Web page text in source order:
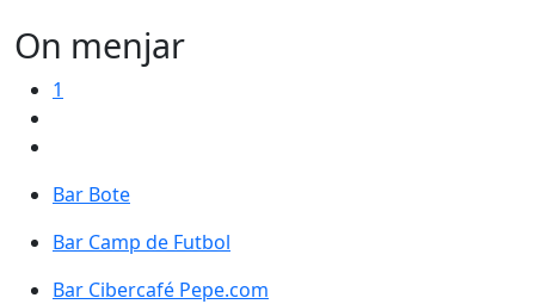
On menjar
1
Bar Bote
Bar Camp de Futbol
Bar Cibercafé Pepe.com